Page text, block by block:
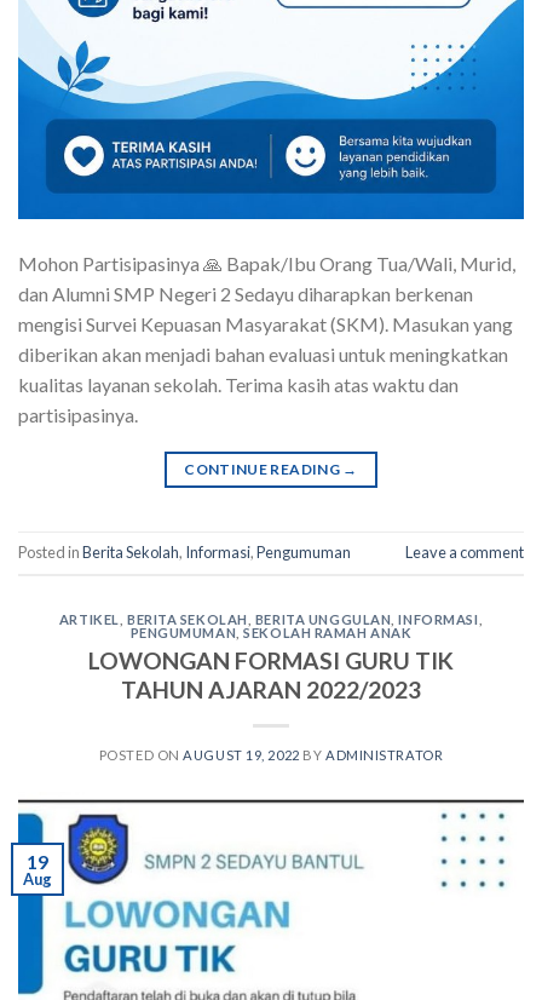
Mohon Partisipasinya 🙏 Bapak/Ibu Orang Tua/Wali, Murid,
dan Alumni SMP Negeri 2 Sedayu diharapkan berkenan
mengisi Survei Kepuasan Masyarakat (SKM). Masukan yang
diberikan akan menjadi bahan evaluasi untuk meningkatkan
kualitas layanan sekolah. Terima kasih atas waktu dan
partisipasinya.
CONTINUE READING →
Posted inBerita Sekolah, Informasi,Pengumuman Leave a comment
ARTIKEL BERITA SEKOLAH BERITA UNGGULAN ,INFORMASI
PENGUMUMAN ,SEKOLAH RAMAH ANAK
LOWONGAN FORMASI GURU TIK
TAHUN AJARAN 2022/2023
POSTED ONAUGUST 19, 2022 BY ADMINISTRATOR
19
Aug